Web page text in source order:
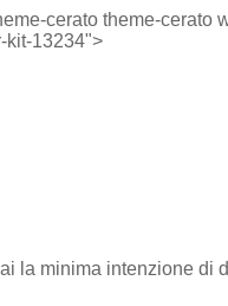
cerato theme-cerato
kit-13234">
la minima intenzione di